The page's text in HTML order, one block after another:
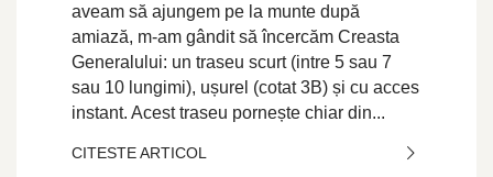
aveam să ajungem pe la munte după
amiază, m-am gândit să încercăm Creasta
Generalului: un traseu scurt (intre 5 sau 7
sau 10 lungimi), ușurel (cotat 3B) și cu acces
instant. Acest traseu pornește chiar din...
CITESTE ARTICOL